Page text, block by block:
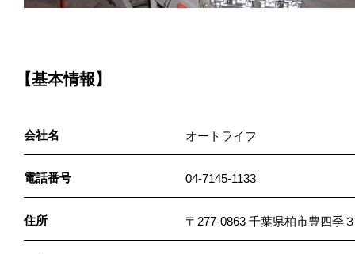
【基本情報】
会社名 オートライフ
電話番号 04-7145-1133
住所 〒277-0863 千葉県柏市豊四季